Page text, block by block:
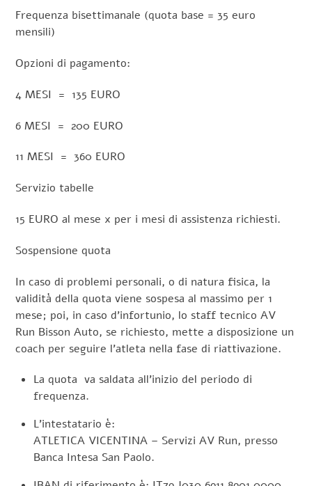
Frequenza bisettimanale (quota base = 35 euro
mensili)
Opzioni di pagamento:
4 MESI = 135 EURO
6 MESI = 200 EURO
11 MESI = 360 EURO
Servizio tabelle
15 EURO al mese x per i mesi di assistenza richiesti.
Sospensione quota
In caso di problemi personali, o di natura fisica, la
validità della quota viene sospesa al massimo per 1
mese; poi, in caso d’infortunio, lo staff tecnico AV
Run Bisson Auto, se richiesto, mette a disposizione un
coach per seguire l’atleta nella fase di riattivazione.
La quota va saldata all’inizio del periodo di
frequenza.
L’intestatario è:
ATLETICA VICENTINA – Servizi AV Run, presso
Banca Intesa San Paolo.